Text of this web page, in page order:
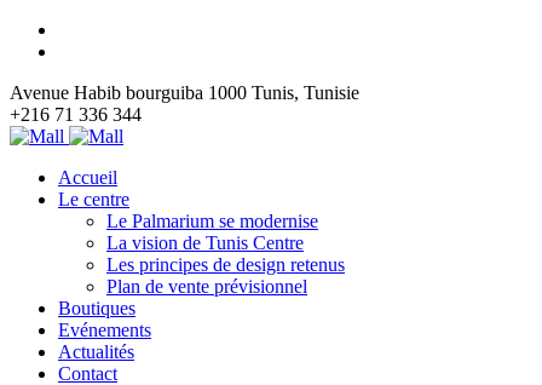
Avenue Habib bourguiba 1000 Tunis, Tunisie
+216 71 336 344
Accueil
Le centre
Le Palmarium se modernise
La vision de Tunis Centre
Les principes de design retenus
Plan de vente prévisionnel
Boutiques
Evénements
Actualités
Contact